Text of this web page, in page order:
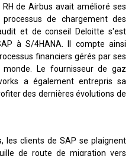
de Airbus avait amélioré ses
de chargement des
et de conseil Deloitte s'est
à S/4HANA. Il compte ainsi
financiers gérés par ses
Le fournisseur de gaz
a également entrepris sa
des dernières évolutions de
les clients de SAP se plaignent
de route de migration vers